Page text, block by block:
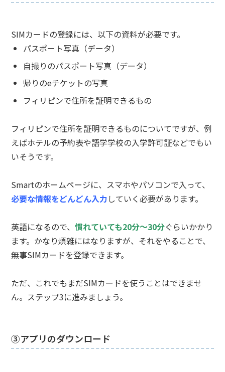
SIMカードの登録には、以下の資料が必要です。
パスポート写真（データ）
自撮りのパスポート写真（データ）
帰りのeチケットの写真
フィリピンで住所を証明できるもの
フィリピンで住所を証明できるものについてですが、例
えばホテルの予約表や語学学校の入学許可証などでもい
いそうです。
Smartのホームページに、スマホやパソコンで入って、
必要な情報をどんどん入力していく必要があります。
英語になるので、慣れていても20分〜30分ぐらいかかり
ます。かなり煩雑にはなりますが、それをやることで、
無事SIMカードを登録できます。
ただ、これでもまだSIMカードを使うことはできませ
ん。ステップ3に進みましょう。
③アプリのダウンロード